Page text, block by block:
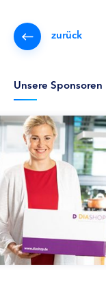
zurück
Unsere Sponsoren